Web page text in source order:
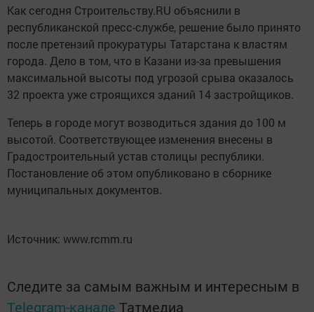
Как сегодня Строительству.RU объяснили в
республиканской пресс-службе, решение было принято
после претензий прокуратуры Татарстана к властям
города. Дело в том, что в Казани из-за превышения
максимальной высоты под угрозой срыва оказалось
32 проекта уже строящихся зданий 14 застройщиков.
Теперь в городе могут возводиться здания до 100 м
высотой. Соответствующее изменения внесены в
Градостроительный устав столицы республики.
Постановление об этом опубликовано в сборнике
муниципальных документов.
Источник: www.rcmm.ru
Следите за самым важным и интересным в
Telegram-канале Татмедиа